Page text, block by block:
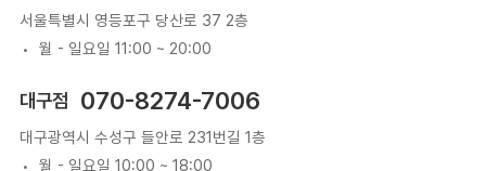
서울특별시 영등포구 당산로 37 2층
월 - 일요일 11:00 ~ 20:00
대구점 070-8274-7006
대구광역시 수성구 들안로 231번길 1층
월 - 일요일 10:00 ~ 18:00